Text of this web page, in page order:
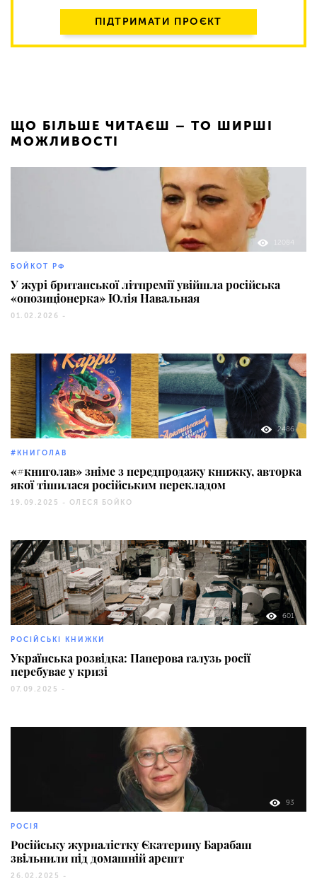
ПІДТРИМАТИ ПРОЄКТ
ЩО БІЛЬШЕ ЧИТАЄШ – ТО ШИРШІ
МОЖЛИВОСТІ
БОЙКОТ РФ
У журі британської літпремії увійшла російська
«опозиціонерка» Юлія Навальная
01.02.2026 -
2486
#КНИГОЛАВ
«#книголав» зніме з передпродажу книжку, авторка
якої тішилася російським перекладом
19.09.2025 - ОЛЕСЯ БОЙКО
601
РОСІЙСЬКІ КНИЖКИ
Українська розвідка: Паперова галузь росії
перебуває у кризі
07.09.2025 -
93
РОСІЯ
Російську журналістку Єкатерину Барабаш
звільнили під домашній арешт
26.02.2025 -